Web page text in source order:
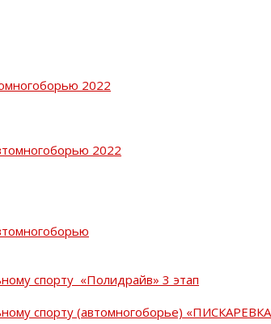
2022
2022
спорту «Полидрайв» 3 этап
спорту (автомногоборье)